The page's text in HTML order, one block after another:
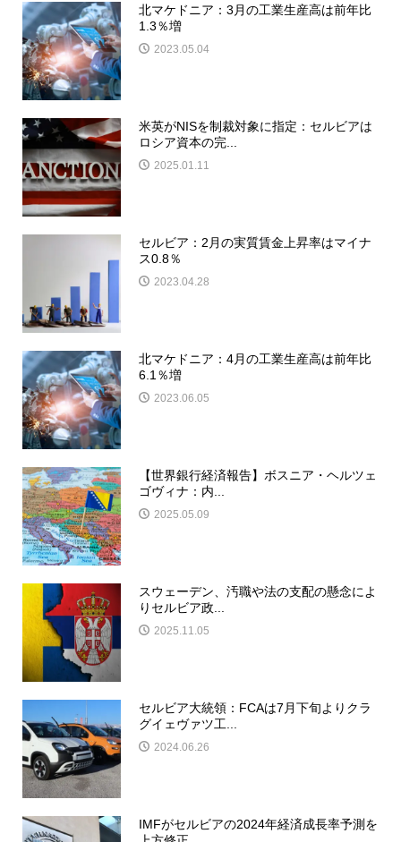
北マケドニア：3月の工業生産高は前年比
1.3％増
2023.05.04
米英がNISを制裁対象に指定：セルビアは
ロシア資本の完...
2025.01.11
セルビア：2月の実質賃金上昇率はマイナ
ス0.8％
2023.04.28
北マケドニア：4月の工業生産高は前年比
6.1％増
2023.06.05
【世界銀行経済報告】ボスニア・ヘルツェ
ゴヴィナ：内...
2025.05.09
スウェーデン、汚職や法の支配の懸念によ
りセルビア政...
2025.11.05
セルビア大統領：FCAは7月下旬よりクラ
グイェヴァツ工...
2024.06.26
IMFがセルビアの2024年経済成長率予測を